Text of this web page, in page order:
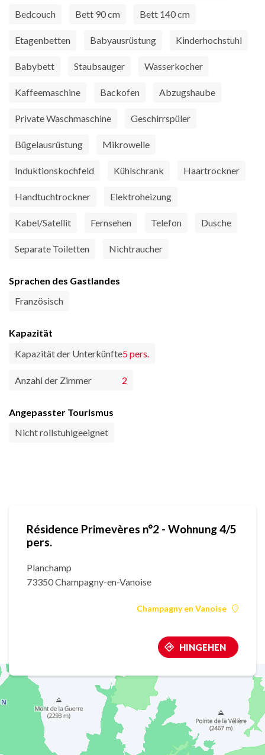
Bedcouch Bett 90 cm Bett 140 cm
Etagenbetten Babyausrüstung Kinderhochstuhl
Babybett Staubsauger Wasserkocher
Kaffeemaschine Backofen Abzugshaube
Private Waschmaschine Geschirrspüler
Bügelausrüstung Mikrowelle
Induktionskochfeld Kühlschrank Haartrockner
Handtuchtrockner Elektroheizung
Kabel/Satellit Fernsehen Telefon Dusche
Separate Toiletten Nichtraucher
Sprachen des Gastlandes
Französisch
Kapazität
Kapazität der Unterkünfte5 pers.
Anzahl der Zimmer 2
Angepasster Tourismus
Nicht rollstuhlgeeignet
Résidence Primevères n°2 - Wohnung 4/5
pers.
Planchamp
73350 Champagny-en-Vanoise
Champagny en Vanoise
HINGEHEN